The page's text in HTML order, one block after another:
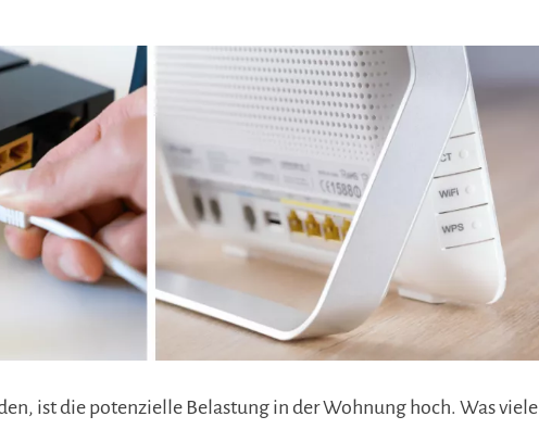
ist die potenzielle Belastung in der Wohnung hoch. Was viele